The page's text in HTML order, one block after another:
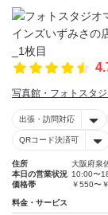
写真館・フォトスタ
出張・訪問対応
QRコード決済可
住所
大阪府泉
本日の営業状況 10:00〜
価格帯
￥550〜
料金・サービス